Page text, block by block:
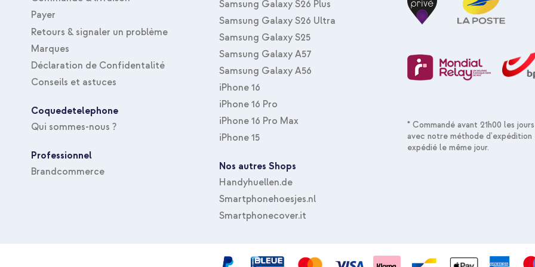
Payer
Retours & signaler un problème
Marques
Déclaration de Confidentalité
Conseils et astuces
Coquedetelephone
Qui sommes-nous ?
Professionnel
Brandcommerce
Samsung Galaxy S26 Plus
Samsung Galaxy S26 Ultra
Samsung Galaxy S25
Samsung Galaxy A57
Samsung Galaxy A56
iPhone 16
iPhone 16 Pro
iPhone 16 Pro Max
iPhone 15
Nos autres Shops
Handyhuellen.de
Smartphonehoesjes.nl
Smartphonecover.it
* Commandé avant 21h00 les
avec notre méthode d'expédition
expédié le même jour.